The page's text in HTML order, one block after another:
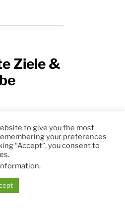
Ziele &
Misserfolg
Aushöhlung von
Gewaltenteilung,
manipulierte Wahlen
Systematische Bereicherung
to give you the most
your preferences
“Accept”, you consent to
.